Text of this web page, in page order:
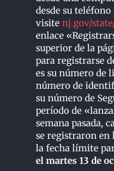
desde su
visite nj.gov/
enlace
superior de la
para registrarse
es su número de
número de
su número de
período de
semana pasada,
se registraron en
la fecha límite
el martes 13 de